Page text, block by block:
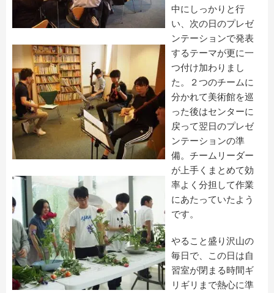
中にしっかりと行
い、次の日のプレゼ
ンテーションで発表
するテーマが更に一
つ付け加わりまし
た。２つのチームに
分かれて美術館を巡
った後はセンターに
戻って翌日のプレゼ
ンテーションの準
備。チームリーダー
が上手くまとめて効
率よく分担して作業
にあたっていたよう
です。
やること盛り沢山の
毎日で、この日は自
習室が閉まる時間ギ
リギリまで熱心に準